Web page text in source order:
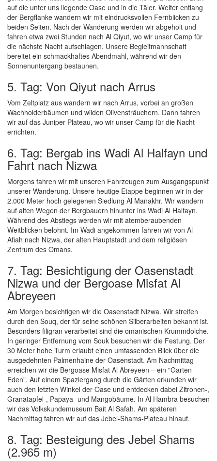
auf die unter uns liegende Oase und in die Täler. Weiter entlang
der Bergflanke wandern wir mit eindrucksvollen Fernblicken zu
beiden Seiten. Nach der Wanderung werden wir abgeholt und
fahren etwa zwei Stunden nach Al Qiyut, wo wir unser Camp für
die nächste Nacht aufschlagen. Unsere Begleitmannschaft
bereitet ein schmackhaftes Abendmahl, während wir den
Sonnenuntergang bestaunen.
5. Tag: Von Qiyut nach Arrus
Vom Zeltplatz aus wandern wir nach Arrus, vorbei an großen
Wachholderbäumen und wilden Olivensträuchern. Dann fahren
wir auf das Juniper Plateau, wo wir unser Camp für die Nacht
errichten.
6. Tag: Bergab ins Wadi Al Halfayn und
Fahrt nach Nizwa
Morgens fahren wir mit unseren Fahrzeugen zum Ausgangspunkt
unserer Wanderung. Unsere heutige Etappe beginnen wir in der
2.000 Meter hoch gelegenen Siedlung Al Manakhr. Wir wandern
auf alten Wegen der Bergbauern hinunter ins Wadi Al Halfayn.
Während des Abstiegs werden wir mit atemberaubenden
Weitblicken belohnt. Im Wadi angekommen fahren wir von Al
Afiah nach Nizwa, der alten Hauptstadt und dem religiösen
Zentrum des Omans.
7. Tag: Besichtigung der Oasenstadt
Nizwa und der Bergoase Misfat Al
Abreyeen
Am Morgen besichtigen wir die Oasenstadt Nizwa. Wir streifen
durch den Souq, der für seine schönen Silberarbeiten bekannt ist.
Besonders filigran verarbeitet sind die omanischen Krummdolche.
In geringer Entfernung vom Souk besuchen wir die Festung. Der
30 Meter hohe Turm erlaubt einen umfassenden Blick über die
ausgedehnten Palmenhaine der Oasenstadt. Am Nachmittag
erreichen wir die Bergoase Misfat Al Abreyeen – ein "Garten
Eden". Auf einem Spaziergang durch die Gärten erkunden wir
auch den letzten Winkel der Oase und entdecken dabei Zitronen-,
Granatapfel-, Papaya- und Mangobäume. In Al Hambra besuchen
wir das Volkskundemuseum Bait Al Safah. Am späteren
Nachmittag fahren wir auf das Jebel-Shams-Plateau hinauf.
8. Tag: Besteigung des Jebel Shams
(2.965 m)